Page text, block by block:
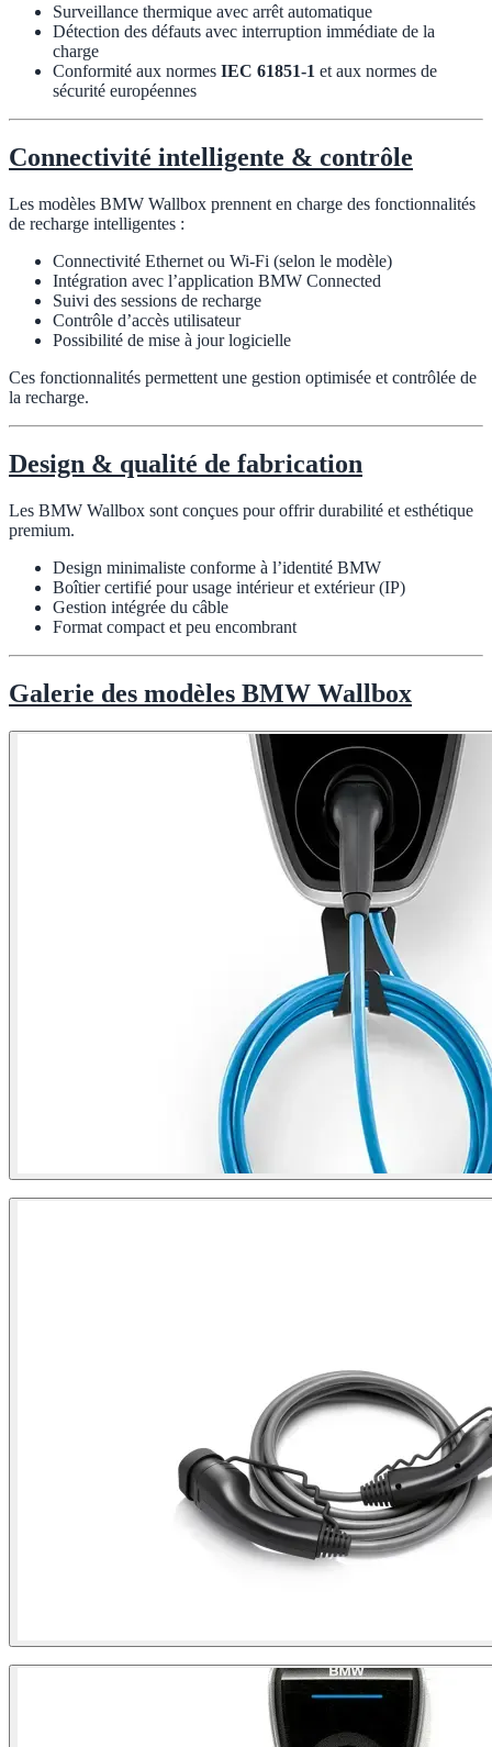
Surveillance thermique avec arrêt automatique
Détection des défauts avec interruption immédiate de la
charge
Conformité aux normes IEC 61851-1 et aux normes de
sécurité européennes
Connectivité intelligente & contrôle
Les modèles BMW Wallbox prennent en charge des fonctionnalités
de recharge intelligentes :
Connectivité Ethernet ou Wi-Fi (selon le modèle)
Intégration avec l’application BMW Connected
Suivi des sessions de recharge
Contrôle d’accès utilisateur
Possibilité de mise à jour logicielle
Ces fonctionnalités permettent une gestion optimisée et contrôlée de
la recharge.
Design & qualité de fabrication
Les BMW Wallbox sont conçues pour offrir durabilité et esthétique
premium.
Design minimaliste conforme à l’identité BMW
Boîtier certifié pour usage intérieur et extérieur (IP)
Gestion intégrée du câble
Format compact et peu encombrant
Galerie des modèles BMW Wallbox